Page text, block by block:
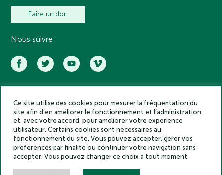
Faire un don
Nous suivre
Académie des inscriptions et belles lettres – Tous droits réservés
2025
Politique de confidentialité
Mentions légales
Crédits
Gestion des cookies
Ce site utilise des cookies pour mesurer la fréquentation du
site afin d’en améliorer le fonctionnement et l’administration
et, avec votre accord, pour améliorer votre expérience
utilisateur. Certains cookies sont nécessaires au
fonctionnement du site. Vous pouvez accepter, gérer vos
préférences par finalité ou continuer votre navigation sans
accepter. Vous pouvez changer ce choix à tout moment.